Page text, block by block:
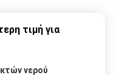
τιμή για
νερού